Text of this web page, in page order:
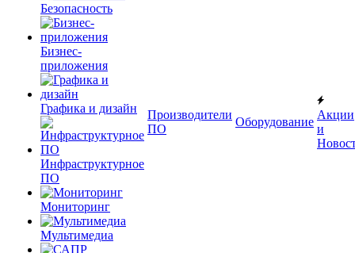
Безопасность
Бизнес-
приложения
Графика и дизайн
Инфраструктурное
ПО
Мониторинг
Мультимедиа
Производители
ПО
Оборудование
Акции
и